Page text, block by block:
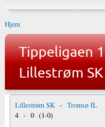
Hjem
Tippeligaen
Lillestrøm SK
Lillestrøm SK - Tromsø IL
4 - 0 (1-0)